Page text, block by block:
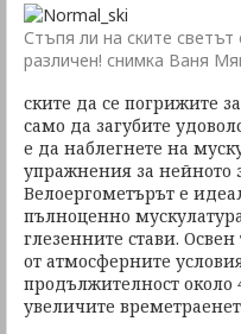
Стъпя ли на ските светът
различен! снимка Ваня
ските да се погрижите
само да загубите
е да наблегнете на
упражнения за нейното
Велоергометърът е
пълноценно
глезенните стави.
от атмосферните
продължителност
увеличите